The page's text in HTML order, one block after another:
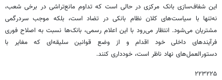
این شفاف‌سازی بانک مرکزی در حالی است که تداوم مانع‌تراشی در برخی شعب،
نه‌تنها با سیاست‌های کلان نظام بانکی در تضاد است، بلکه موجب سردرگمی
مشتریان می‌شود. انتظار می‌رود با این اعلام رسمی، بانک‌ها نسبت به اصلاح فوری
فرآیندهای داخلی خود اقدام و از وضع قوانین سلیقه‌ای که مغایر با
دستورالعمل‌های نهاد ناظر است، خودداری کنند.
۲۲۳۲۲۵